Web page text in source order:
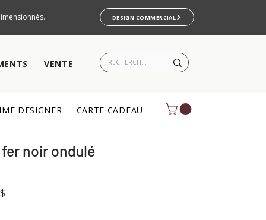
DESIGN COMMERCIAL
VENTE
DESIGNER CARTE CADEAU
noir ondulé